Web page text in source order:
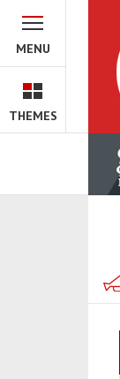
MENU
THEMES